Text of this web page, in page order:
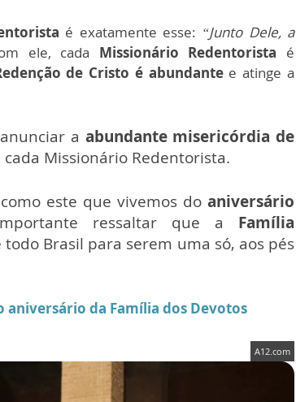
é exatamente esse: “Junto Dele, a
ele, cada Missionário Redentorista é
de Cristo é abundante e atinge a
a abundante misericórdia de
Missionário Redentorista.
este que vivemos do aniversário
ressaltar que a Família
Brasil para serem uma só, aos pés
da Família dos Devotos
A12.com